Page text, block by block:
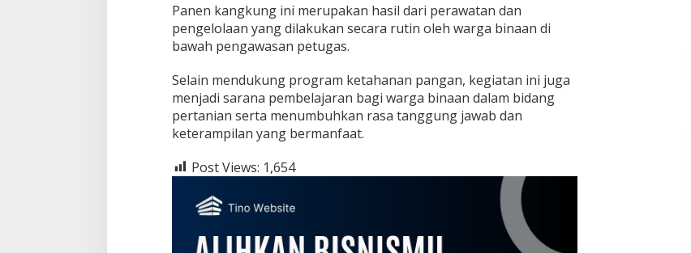
e
t
h
n
a
n
a
g
d
L
Panen kangkung ini merupakan hasil dari perawatan dan
pengelolaan yang dilakukan secara rutin oleh warga binaan di
bawah pengawasan petugas.
Selain mendukung program ketahanan pangan, kegiatan ini juga
menjadi sarana pembelajaran bagi warga binaan dalam bidang
pertanian serta menumbuhkan rasa tanggung jawab dan
keterampilan yang bermanfaat.
Post Views: 1,654
Kegaduhan Yang Membuat
Sejumlah Tokoh Semakin Santer
Menjadi Buah Bibir Masyarakat
Di Politik